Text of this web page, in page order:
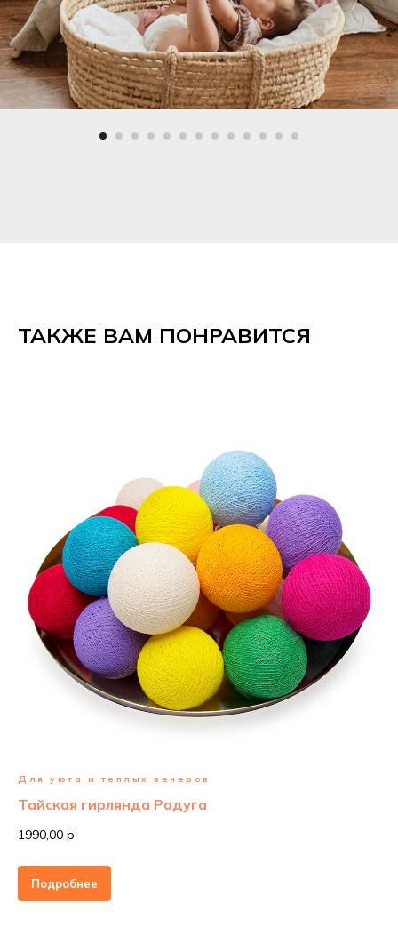
ТАКЖЕ ВАМ ПОНРАВИТСЯ
Для уюта и теплых вечеров
Тайская гирлянда Радуга
1990,00 р.
Подробнее